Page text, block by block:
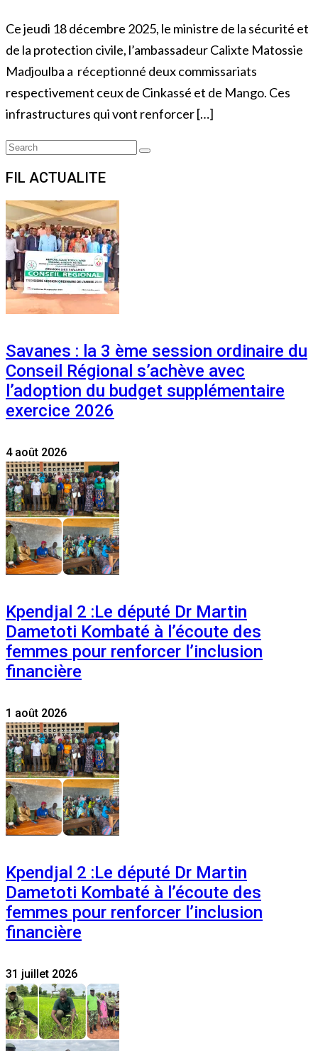
Ce jeudi 18 décembre 2025, le ministre de la sécurité et
de la protection civile, l’ambassadeur Calixte Matossie
Madjoulba a réceptionné deux commissariats
respectivement ceux de Cinkassé et de Mango. Ces
infrastructures qui vont renforcer […]
Search
Search
FIL ACTUALITE
Savanes : la 3 ème session ordinaire du
Conseil Régional s’achève avec
l’adoption du budget supplémentaire
exercice 2026
4 août 2026
Kpendjal 2 :Le député Dr Martin
Dametoti Kombaté à l’écoute des
femmes pour renforcer l’inclusion
financière
1 août 2026
Kpendjal 2 :Le député Dr Martin
Dametoti Kombaté à l’écoute des
femmes pour renforcer l’inclusion
financière
31 juillet 2026